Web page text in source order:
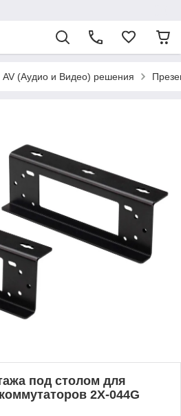
AV (Аудио и Видео) решения
под столом для
2X-044G